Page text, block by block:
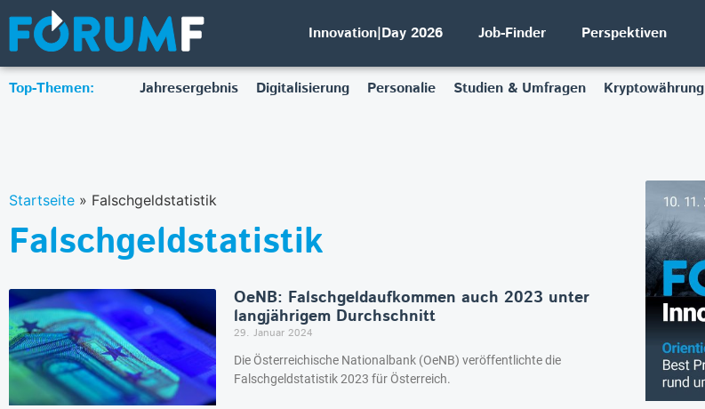
Innovation|Day 2026 Job-Finder Perspektiven
Top-Themen: Jahresergebnis Digitalisierung Personalie Studien & Umfragen Kryptowährung
Startseite » Falschgeldstatistik
Falschgeldstatistik
OeNB: Falschgeldaufkommen auch 2023 unter
langjährigem Durchschnitt
29. Januar 2024
Die Österreichische Nationalbank (OeNB) veröffentlichte die
Falschgeldstatistik 2023 für Österreich.